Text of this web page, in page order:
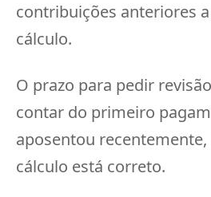
contribuições anteriores
cálculo.
O prazo para pedir
contar do primeiro
aposentou
cálculo está correto.